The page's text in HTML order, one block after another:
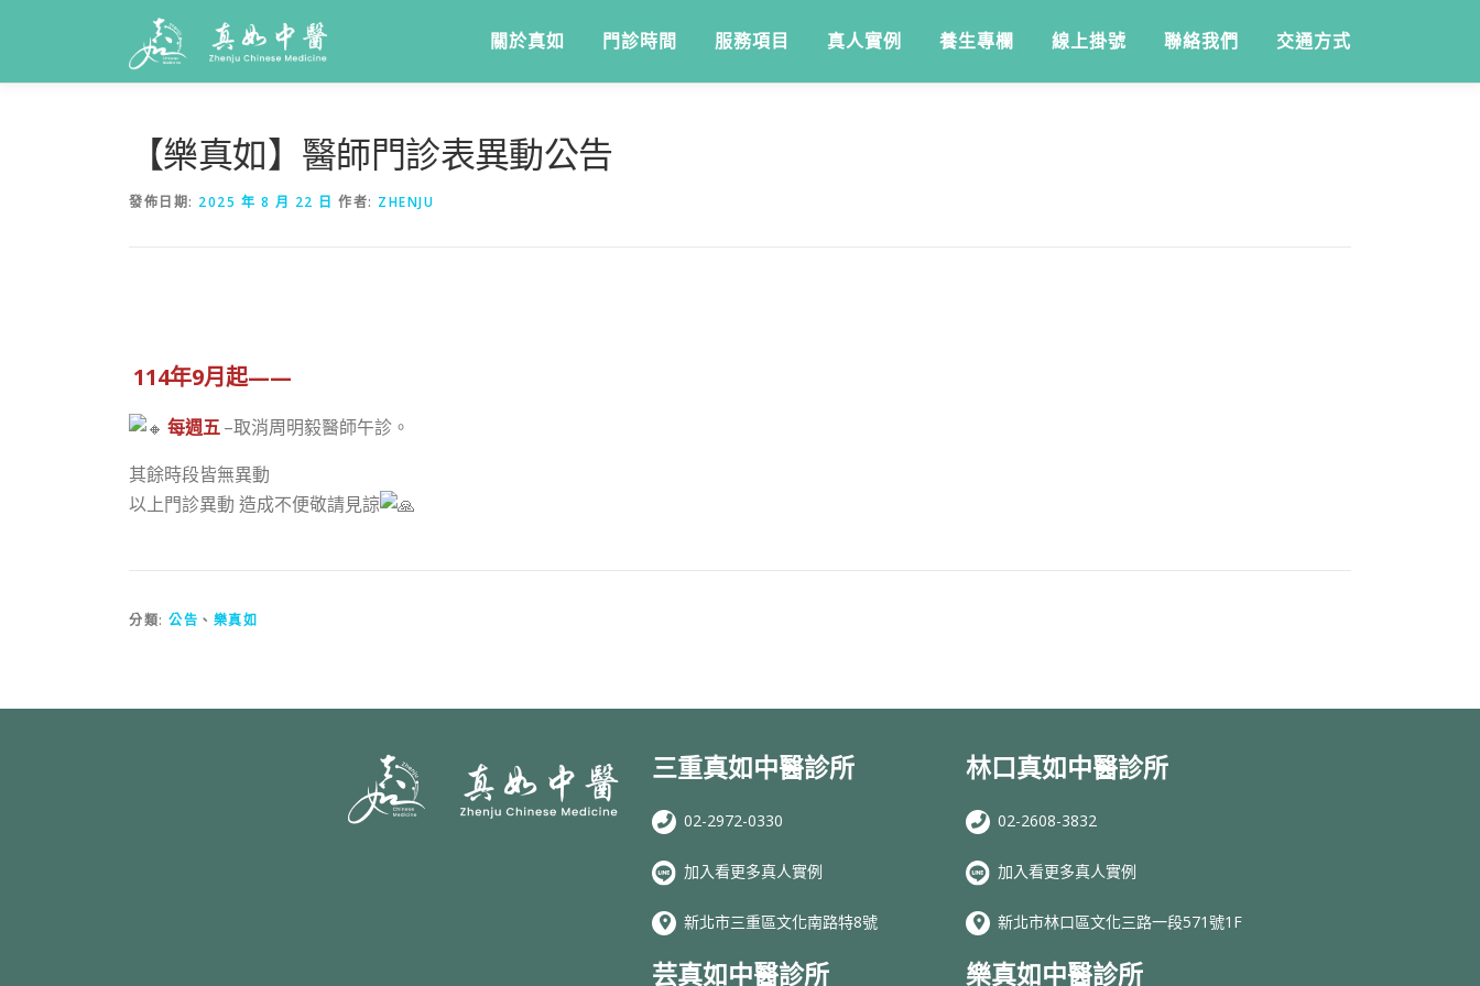
關於真如 門診時間 服務項目 真人實例 養生專欄 線上掛號 聯絡我們 交通方式
【樂真如】醫師門診表異動公告
發佈日期: 2025 年 8 月 22 日 作者: ZHENJU
114年9月起——
每週五–取消周明毅醫師午診。
其餘時段皆無異動
以上門診異動 造成不便敬請見諒
分類: 公告 、 樂真如
三重真如中醫診所
02-2972-0330
加入看更多真人實例
新北市三重區文化南路特8號
芸真如中醫診所
林口真如中醫診所
02-2608-3832
加入看更多真人實例
新北市林口區文化三路一段571號1F
樂真如中醫診所